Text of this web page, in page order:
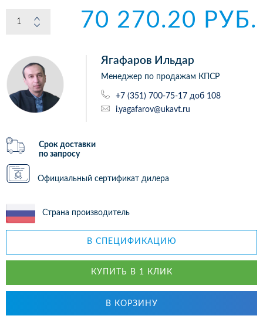
70 270.20 РУБ.
Ягафаров Ильдар
Менеджер по продажам КПСР
+7 (351) 700-75-17 доб 108
i.yagafarov@ukavt.ru
Срок доставки
по запросу
Официальный сертификат дилера
Страна производитель
В СПЕЦИФИКАЦИЮ
КУПИТЬ В 1 КЛИК
В КОРЗИНУ